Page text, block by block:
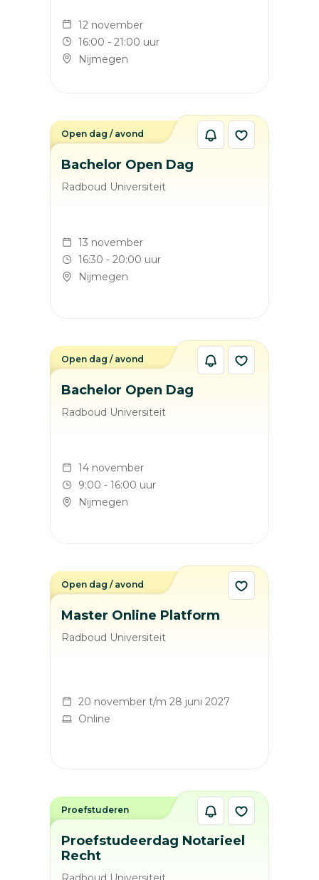
12 november
16:00 - 21:00 uur
Nijmegen
Bachelor Open Dag
Radboud Universiteit
13 november
16:30 - 20:00 uur
Nijmegen
Open dag / avond
Bachelor Open Dag
Radboud Universiteit
14 november
9:00 - 16:00 uur
Nijmegen
Open dag / avond
Master Online Platform
Radboud Universiteit
20 november t/m 28 juni 2027
Online
Open dag / avond
Proefstudeerdag Notarieel
Recht
Proefstuderen